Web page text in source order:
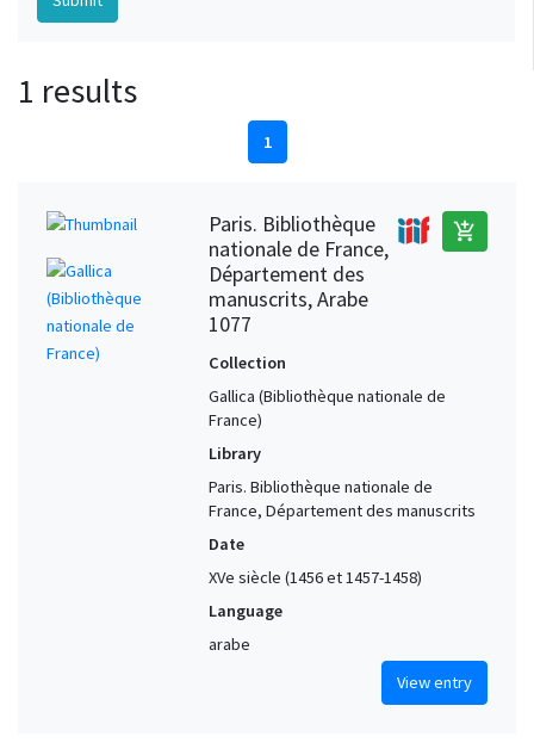
1 results
1
Paris. Bibliothèque
nationale de France,
Département des
manuscrits, Arabe
1077
add_shopping_cart
Collection
Gallica (Bibliothèque nationale de
France)
Library
Paris. Bibliothèque nationale de
France, Département des manuscrits
Date
XVe siècle (1456 et 1457-1458)
Language
arabe
View entry